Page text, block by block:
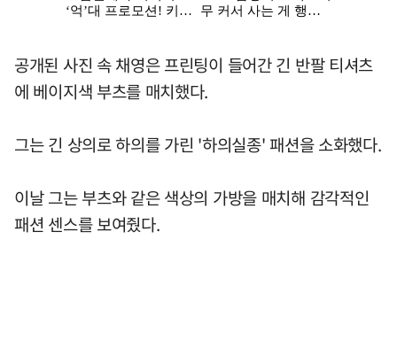
공개된 사진 속 채영은 프린팅이 들어간 긴 반팔 티셔츠
에 베이지색 부츠를 매치했다.
그는 긴 상의로 하의를 가린 '하의실종' 패션을 소화했다.
이날 그는 부츠와 같은 색상의 가방을 매치해 감각적인
패션 센스를 보여줬다.